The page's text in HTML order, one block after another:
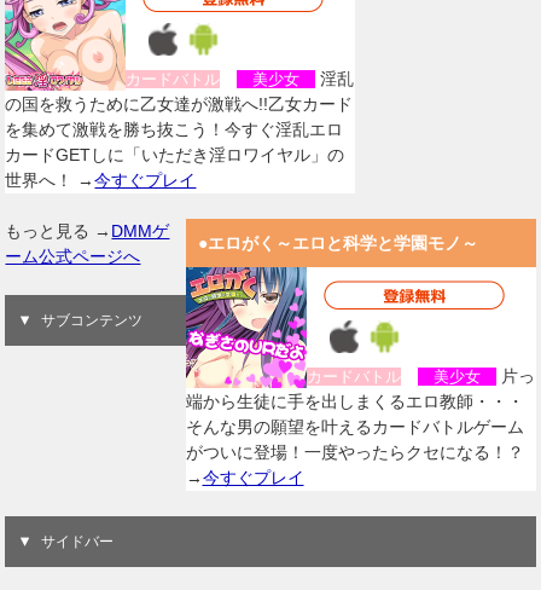
カードバトル 美少女
淫乱
の国を救うために乙女達が激戦へ!!乙女カード
を集めて激戦を勝ち抜こう！今すぐ淫乱エロ
カードGETしに「いただき淫ロワイヤル」の
世界へ！ →今すぐプレイ
●エロがく～エロと科学と学園モノ～
カードバトル 美少女
片っ
端から生徒に手を出しまくるエロ教師・・・
そんな男の願望を叶えるカードバトルゲーム
がついに登場！一度やったらクセになる！？
→今すぐプレイ
もっと見る → DMMゲ
ーム公式ページへ
サブコンテンツ
サイドバー